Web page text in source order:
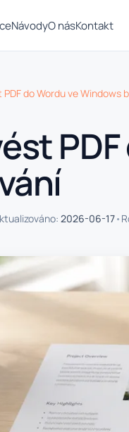
NávodyO násKontakt
PDF do Wordu ve
2026-06-17•